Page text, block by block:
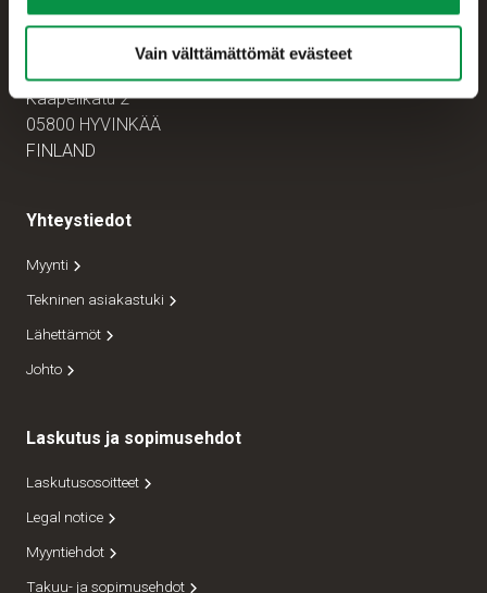
Vain välttämättömät evästeet
+358 207 200 20
Kaapelikatu 2
05800 HYVINKÄÄ
FINLAND
Yhteystiedot
Myynti
Tekninen asiakastuki
Lähettämöt
Johto
Laskutus ja sopimusehdot
Laskutusosoitteet
Legal notice
Myyntiehdot
Takuu- ja sopimusehdot